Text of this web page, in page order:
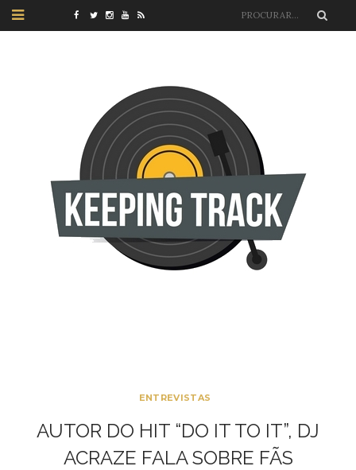
ENTREVISTAS
AUTOR DO HIT “DO IT TO IT”, DJ
ACRAZE FALA SOBRE FÃS